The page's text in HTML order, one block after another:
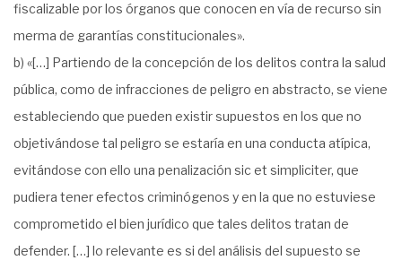
fiscalizable por los órganos que conocen en vía de recurso sin
merma de garantías constitucionales».
b) «[…] Partiendo de la concepción de los delitos contra la salud
pública, como de infracciones de peligro en abstracto, se viene
estableciendo que pueden existir supuestos en los que no
objetivándose tal peligro se estaría en una conducta atípica,
evitándose con ello una penalización sic et simpliciter, que
pudiera tener efectos criminógenos y en la que no estuviese
comprometido el bien jurídico que tales delitos tratan de
defender. […] lo relevante es si del análisis del supuesto se